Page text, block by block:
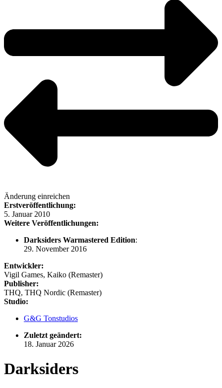
Änderung einreichen
Erstveröffentlichung:
5. Januar 2010
Weitere Veröffentlichungen:
Darksiders Warmastered Edition:
29. November 2016
Entwickler:
Vigil Games, Kaiko (Remaster)
Publisher:
THQ, THQ Nordic (Remaster)
Studio:
G&G Tonstudios
Zuletzt geändert:
18. Januar 2026
Darksiders